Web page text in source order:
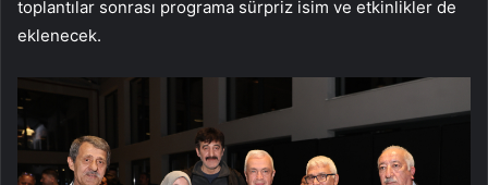
toplantılar sonrası programa sürpriz isim ve etkinlikler de
eklenecek.